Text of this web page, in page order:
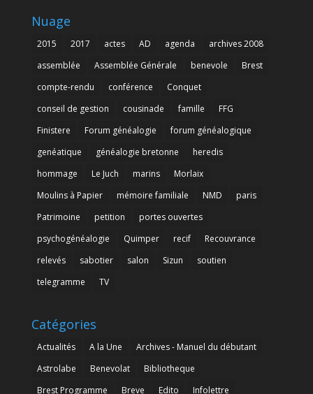
Nuage
2015 2017 actes AD agenda
archives 2008
assemblée
Assemblée Générale benevole
Brest
compte-rendu
conférence
Conquet
conseil de gestion
cousinade famille
FFG
Finistere
Forum généalogie
forum généalogique
genéatique
généalogie bretonne
heredis
hommage
Le Juch marins
Morlaix
Moulins à Papier
mémoire familiale NMD
paris
Patrimoine
petition
portes ouvertes
psychogénéalogie
Quimper recif
Recouvrance
relevés
sabotier salon Sizun
soutien
telegramme
TV
Catégories
Actualités A la Une
Archives - Manuel du débutant
Astrolabe
Benevolat
Bibliotheque
Brest Programme
Breve Edito Infolettre